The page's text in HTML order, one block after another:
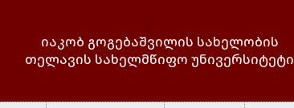
იაკობ გოგებაშვილის სახელობის
თელავის სახელმწიფო უნივერსიტეტი